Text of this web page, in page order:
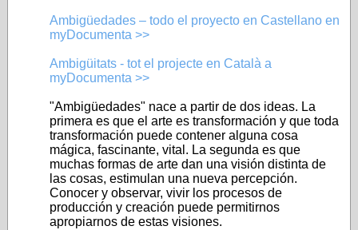
Ambigüedades – todo el proyecto en Castellano en
myDocumenta >>
Ambigüitats - tot el projecte en Català a
myDocumenta >>
"Ambigüedades" nace a partir de dos ideas. La
primera es que el arte es transformación y que toda
transformación puede contener alguna cosa
mágica, fascinante, vital. La segunda es que
muchas formas de arte dan una visión distinta de
las cosas, estimulan una nueva percepción.
Conocer y observar, vivir los procesos de
producción y creación puede permitirnos
apropiarnos de estas visiones.